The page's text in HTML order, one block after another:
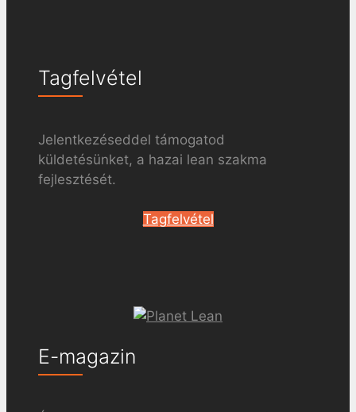
Tagfelvétel
Jelentkezéseddel támogatod
küldetésünket, a hazai lean szakma
fejlesztését.
Tagfelvétel
E-magazin